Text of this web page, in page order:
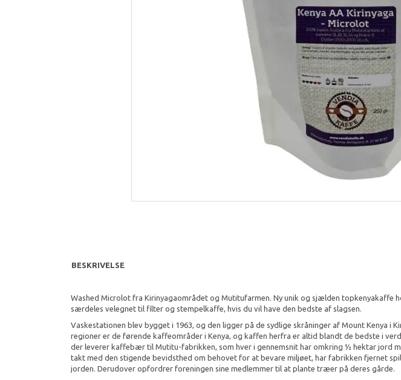
BESKRIVELSE
Washed Microlot fra Kirinyagaområdet og Mutitufarmen. Ny unik og sjælden topkenyakaffe
særdeles velegnet til filter og stempelkaffe, hvis du vil have den bedste af slagsen.
Vaskestationen blev bygget i 1963, og den ligger på de sydlige skråninger af Mount Kenya
regioner er de førende kaffeområder i Kenya, og kaffen herfra er altid blandt de bedste i
der leverer kaffebær til Mutitu-fabrikken, som hver i gennemsnit har omkring ½ hektar jord
takt med den stigende bevidsthed om behovet for at bevare miljøet, har fabrikken fjernet
jorden. Derudover opfordrer foreningen sine medlemmer til at plante træer på deres gårde.